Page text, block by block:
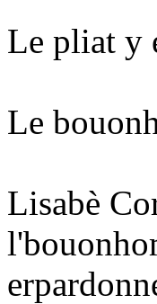
Le pliat y
Le
Lisabè